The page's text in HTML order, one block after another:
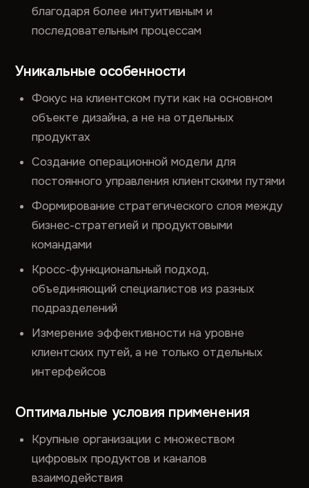
благодаря более интуитивным и
последовательным процессам
Уникальные особенности
Фокус на клиентском пути как на основном
объекте дизайна, а не на отдельных
продуктах
Создание операционной модели для
постоянного управления клиентскими путями
Формирование стратегического слоя между
бизнес-стратегией и продуктовыми
командами
Кросс-функциональный подход,
объединяющий специалистов из разных
подразделений
Измерение эффективности на уровне
клиентских путей, а не только отдельных
интерфейсов
Оптимальные условия применения
Крупные организации с множеством
цифровых продуктов и каналов
взаимодействия